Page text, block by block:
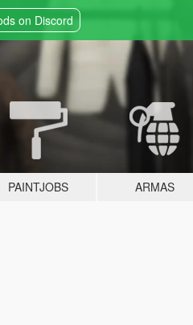
on Discord
PAINTJOBS ARMAS